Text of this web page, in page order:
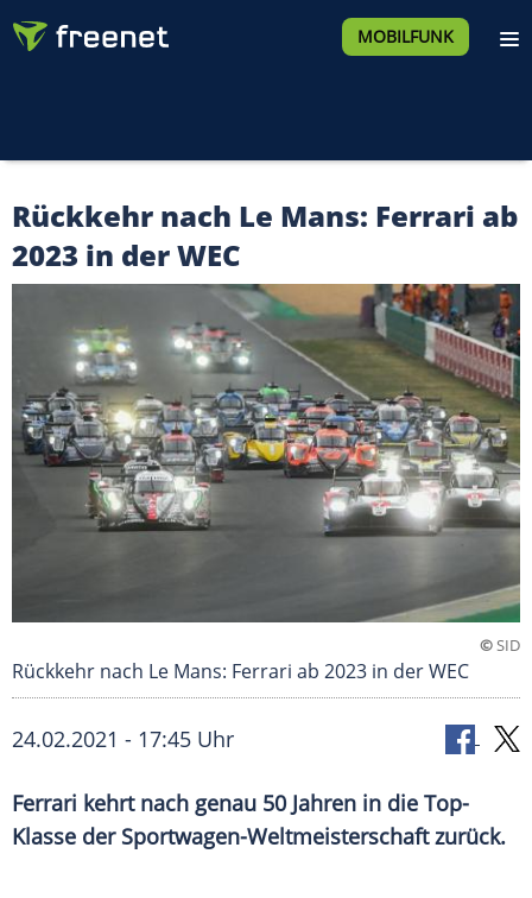
MOBILFUNK
Rückkehr nach Le Mans: Ferrari ab
2023 in der WEC
©SID
Rückkehr nach Le Mans: Ferrari ab 2023 in der WEC
24.02.2021 - 17:45 Uhr
Ferrari kehrt nach genau 50 Jahren in die Top-
Klasse der Sportwagen-Weltmeisterschaftzurück.